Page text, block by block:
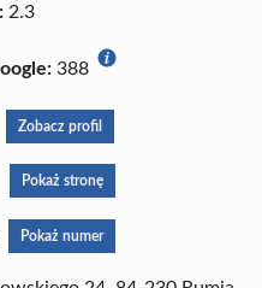
2.3
388
Zobacz profil
Pokaż stronę
Pokaż numer